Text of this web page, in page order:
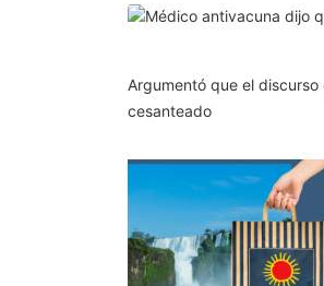
Argumentó que el
cesanteado